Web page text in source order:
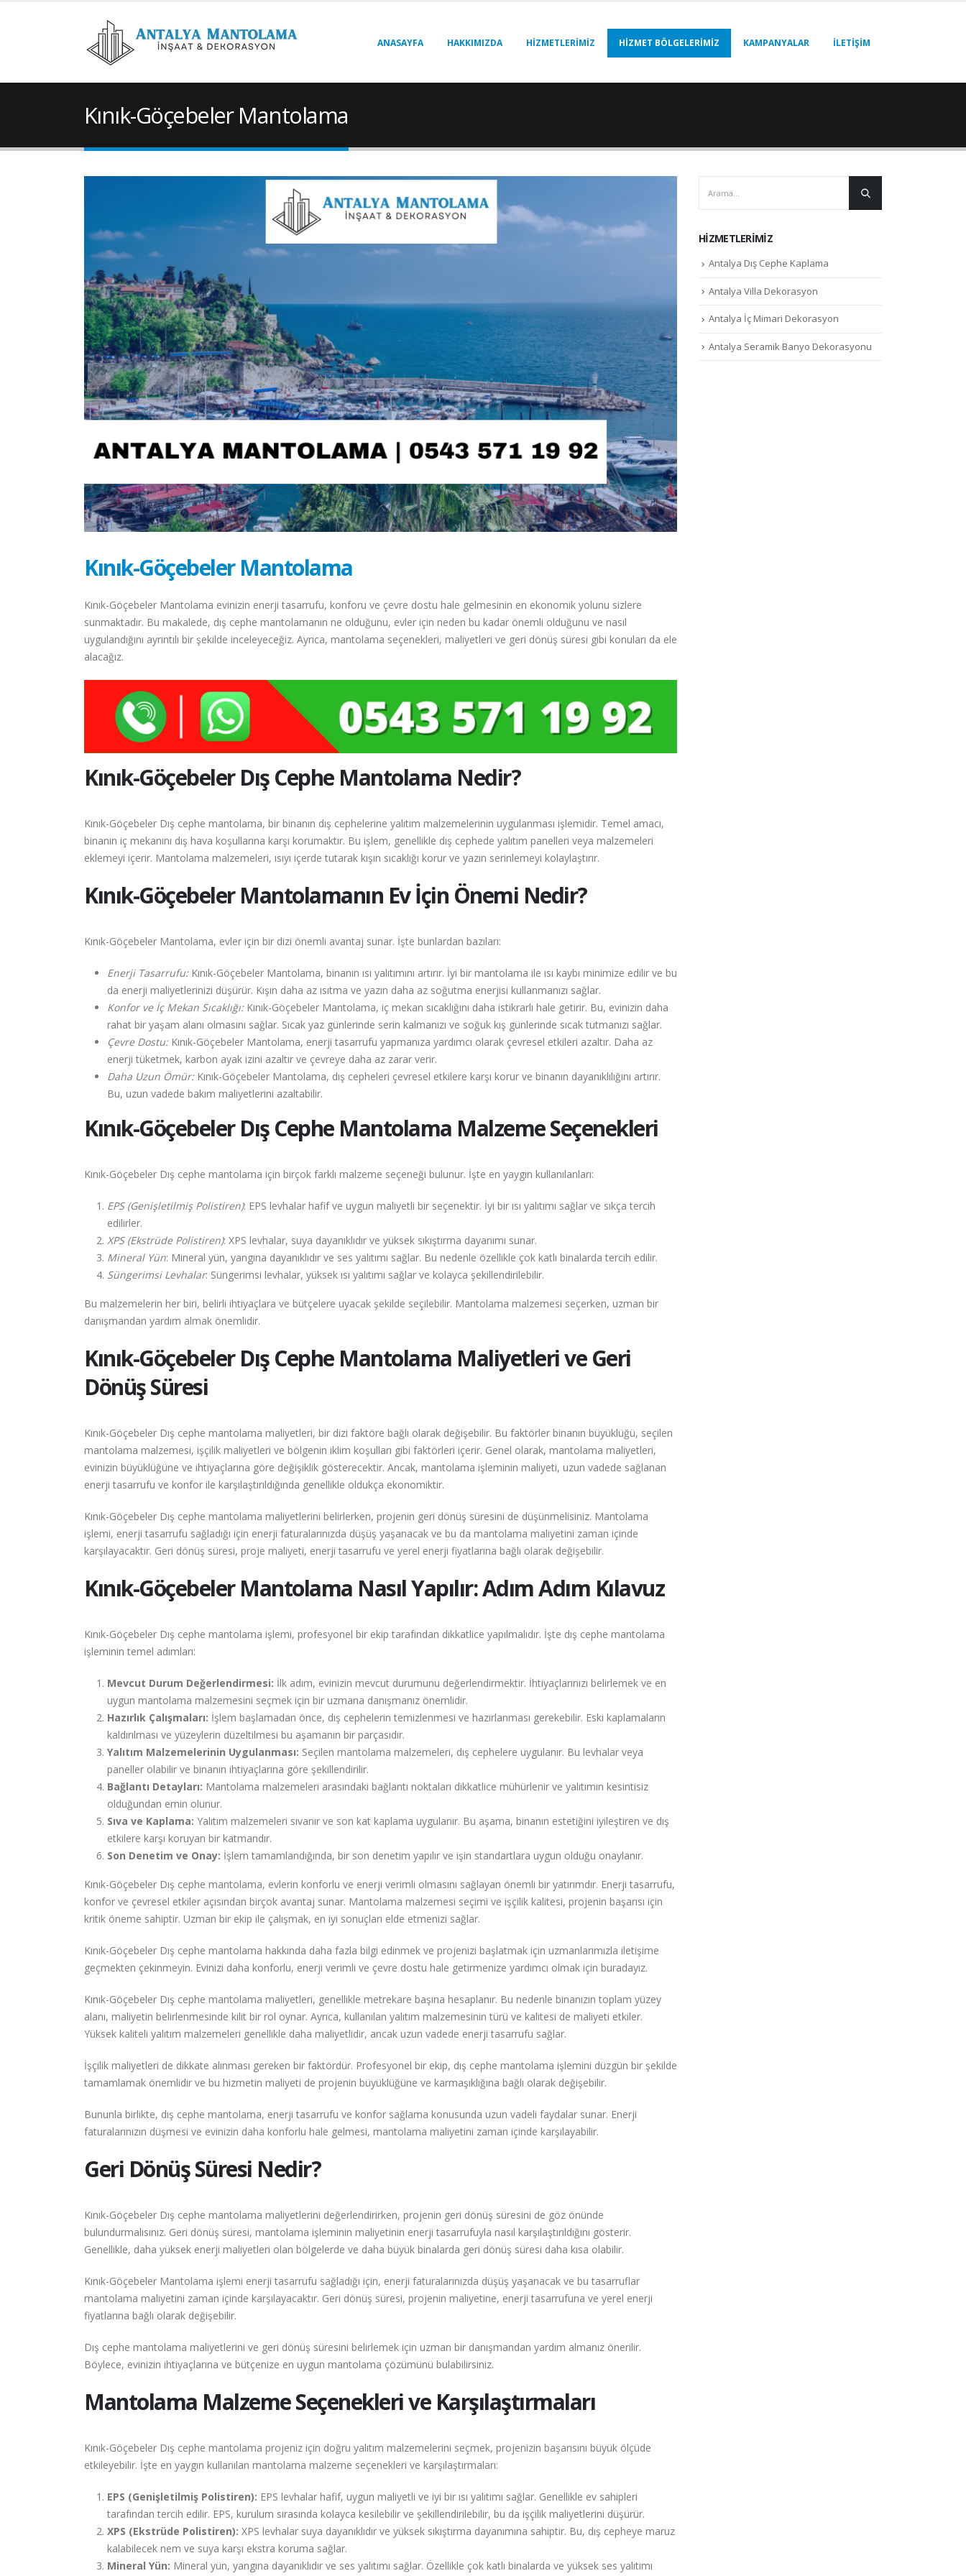
ANASAYFA HAKKIMIZDA HIZMETLERIMIZ HIZMET BÖLGELERIMIZ KAMPANYALAR İLETIŞIM
Kınık-Göçebeler Mantolama
Kınık-Göçebeler Mantolama
Kınık-Göçebeler Mantolama evinizin enerji tasarrufu, konforu ve çevre dostu hale gelmesinin en ekonomik yolunu sizlere
sunmaktadır. Bu makalede, dış cephe mantolamanın ne olduğunu, evler için neden bu kadar önemli olduğunu ve nasıl
uygulandığını ayrıntılı bir şekilde inceleyeceğiz. Ayrıca, mantolama seçenekleri, maliyetleri ve geri dönüş süresi gibi konuları da ele
alacağız.
Kınık-GöçebelerDış Cephe Mantolama Nedir?
Kınık-Göçebeler Dış cephe mantolama, bir binanın dış cephelerine yalıtım malzemelerinin uygulanması işlemidir. Temel amacı,
binanın iç mekanını dış hava koşullarına karşı korumaktır. Bu işlem, genellikle dış cephede yalıtım panelleri veya malzemeleri
eklemeyi içerir. Mantolama malzemeleri, ısıyı içerde tutarak kışın sıcaklığı korur ve yazın serinlemeyi kolaylaştırır.
Kınık-GöçebelerMantolamanın Ev İçin Önemi Nedir?
Kınık-Göçebeler Mantolama, evler için bir dizi önemli avantaj sunar. İşte bunlardan bazıları:
Enerji Tasarrufu:Kınık-Göçebeler Mantolama, binanın ısı yalıtımını artırır. İyi bir mantolama ile ısı kaybı minimize edilir ve bu
da enerji maliyetlerinizi düşürür. Kışın daha az ısıtma ve yazın daha az soğutma enerjisi kullanmanızı sağlar.
Konfor ve İç Mekan Sıcaklığı:Kınık-Göçebeler Mantolama, iç mekan sıcaklığını daha istikrarlı hale getirir. Bu, evinizin daha
rahat bir yaşam alanı olmasını sağlar. Sıcak yaz günlerinde serin kalmanızı ve soğuk kış günlerinde sıcak tutmanızı sağlar.
Çevre Dostu:Kınık-Göçebeler Mantolama, enerji tasarrufu yapmanıza yardımcı olarak çevresel etkileri azaltır. Daha az
enerji tüketmek, karbon ayak izini azaltır ve çevreye daha az zarar verir.
Daha Uzun Ömür:Kınık-Göçebeler Mantolama, dış cepheleri çevresel etkilere karşı korur ve binanın dayanıklılığını artırır.
Bu, uzun vadede bakım maliyetlerini azaltabilir.
Kınık-GöçebelerDış Cephe Mantolama Malzeme Seçenekleri
Kınık-Göçebeler Dış cephe mantolama için birçok farklı malzeme seçeneği bulunur. İşte en yaygın kullanılanları:
EPS (Genişletilmiş Polistiren): EPS levhalar hafif ve uygun maliyetli bir seçenektir. İyi bir ısı yalıtımı sağlar ve sıkça tercih
edilirler.
XPS (Ekstrüde Polistiren): XPS levhalar, suya dayanıklıdır ve yüksek sıkıştırma dayanımı sunar.
Mineral Yün: Mineral yün, yangına dayanıklıdır ve ses yalıtımı sağlar. Bu nedenle özellikle çok katlı binalarda tercih edilir.
Süngerimsi Levhalar: Süngerimsi levhalar, yüksek ısı yalıtımı sağlar ve kolayca şekillendirilebilir.
Bu malzemelerin her biri, belirli ihtiyaçlara ve bütçelere uyacak şekilde seçilebilir. Mantolama malzemesi seçerken, uzman bir
danışmandan yardım almak önemlidir.
Kınık-GöçebelerDış Cephe Mantolama Maliyetleri ve Geri
Dönüş Süresi
Kınık-Göçebeler Dış cephe mantolama maliyetleri, bir dizi faktöre bağlı olarak değişebilir. Bu faktörler binanın büyüklüğü, seçilen
mantolama malzemesi, işçilik maliyetleri ve bölgenin iklim koşulları gibi faktörleri içerir. Genel olarak, mantolama maliyetleri,
evinizin büyüklüğüne ve ihtiyaçlarına göre değişiklik gösterecektir. Ancak, mantolama işleminin maliyeti, uzun vadede sağlanan
enerji tasarrufu ve konfor ile karşılaştırıldığında genellikle oldukça ekonomiktir.
Kınık-Göçebeler Dış cephe mantolama maliyetlerini belirlerken, projenin geri dönüş süresini de düşünmelisiniz. Mantolama
işlemi, enerji tasarrufu sağladığı için enerji faturalarınızda düşüş yaşanacak ve bu da mantolama maliyetini zaman içinde
karşılayacaktır. Geri dönüş süresi, proje maliyeti, enerji tasarrufu ve yerel enerji fiyatlarına bağlı olarak değişebilir.
Kınık-GöçebelerMantolama Nasıl Yapılır: Adım Adım Kılavuz
Kınık-Göçebeler Dış cephe mantolama işlemi, profesyonel bir ekip tarafından dikkatlice yapılmalıdır. İşte dış cephe mantolama
işleminin temel adımları:
Mevcut Durum Değerlendirmesi: İlk adım, evinizin mevcut durumunu değerlendirmektir. İhtiyaçlarınızı belirlemek ve en
uygun mantolama malzemesini seçmek için bir uzmana danışmanız önemlidir.
Hazırlık Çalışmaları: İşlem başlamadan önce, dış cephelerin temizlenmesi ve hazırlanması gerekebilir. Eski kaplamaların
kaldırılması ve yüzeylerin düzeltilmesi bu aşamanın bir parçasıdır.
Yalıtım Malzemelerinin Uygulanması: Seçilen mantolama malzemeleri, dış cephelere uygulanır. Bu levhalar veya
paneller olabilir ve binanın ihtiyaçlarına göre şekillendirilir.
Bağlantı Detayları: Mantolama malzemeleri arasındaki bağlantı noktaları dikkatlice mühürlenir ve yalıtımın kesintisiz
olduğundan emin olunur.
Sıva ve Kaplama: Yalıtım malzemeleri sıvanır ve son kat kaplama uygulanır. Bu aşama, binanın estetiğini iyileştiren ve dış
etkilere karşı koruyan bir katmandır.
Son Denetim ve Onay: İşlem tamamlandığında, bir son denetim yapılır ve işin standartlara uygun olduğu onaylanır.
Kınık-Göçebeler Dış cephe mantolama, evlerin konforlu ve enerji verimli olmasını sağlayan önemli bir yatırımdır. Enerji tasarrufu,
konfor ve çevresel etkiler açısından birçok avantaj sunar. Mantolama malzemesi seçimi ve işçilik kalitesi, projenin başarısı için
kritik öneme sahiptir. Uzman bir ekip ile çalışmak, en iyi sonuçları elde etmenizi sağlar.
Kınık-Göçebeler Dış cephe mantolama hakkında daha fazla bilgi edinmek ve projenizi başlatmak için uzmanlarımızla iletişime
geçmekten çekinmeyin. Evinizi daha konforlu, enerji verimli ve çevre dostu hale getirmenize yardımcı olmak için buradayız.
Kınık-Göçebeler Dış cephe mantolama maliyetleri, genellikle metrekare başına hesaplanır. Bu nedenle binanızın toplam yüzey
alanı, maliyetin belirlenmesinde kilit bir rol oynar. Ayrıca, kullanılan yalıtım malzemesinin türü ve kalitesi de maliyeti etkiler.
Yüksek kaliteli yalıtım malzemeleri genellikle daha maliyetlidir, ancak uzun vadede enerji tasarrufu sağlar.
İşçilik maliyetleri de dikkate alınması gereken bir faktördür. Profesyonel bir ekip, dış cephe mantolama işlemini düzgün bir şekilde
tamamlamak önemlidir ve bu hizmetin maliyeti de projenin büyüklüğüne ve karmaşıklığına bağlı olarak değişebilir.
Bununla birlikte, dış cephe mantolama, enerji tasarrufu ve konfor sağlama konusunda uzun vadeli faydalar sunar. Enerji
faturalarınızın düşmesi ve evinizin daha konforlu hale gelmesi, mantolama maliyetini zaman içinde karşılayabilir.
Geri Dönüş Süresi Nedir?
Kınık-Göçebeler Dış cephe mantolama maliyetlerini değerlendirirken, projenin geri dönüş süresini de göz önünde
bulundurmalısınız. Geri dönüş süresi, mantolama işleminin maliyetinin enerji tasarrufuyla nasıl karşılaştırıldığını gösterir.
Genellikle, daha yüksek enerji maliyetleri olan bölgelerde ve daha büyük binalarda geri dönüş süresi daha kısa olabilir.
Kınık-Göçebeler Mantolama işlemi enerji tasarrufu sağladığı için, enerji faturalarınızda düşüş yaşanacak ve bu tasarruflar
mantolama maliyetini zaman içinde karşılayacaktır. Geri dönüş süresi, projenin maliyetine, enerji tasarrufuna ve yerel enerji
fiyatlarına bağlı olarak değişebilir.
Dış cephe mantolama maliyetlerini ve geri dönüş süresini belirlemek için uzman bir danışmandan yardım almanız önerilir.
Böylece, evinizin ihtiyaçlarına ve bütçenize en uygun mantolama çözümünü bulabilirsiniz.
Mantolama Malzeme Seçenekleri ve Karşılaştırmaları
Kınık-Göçebeler Dış cephe mantolama projeniz için doğru yalıtım malzemelerini seçmek, projenizin başarısını büyük ölçüde
etkileyebilir. İşte en yaygın kullanılan mantolama malzeme seçenekleri ve karşılaştırmaları:
EPS (Genişletilmiş Polistiren): EPS levhalar hafif, uygun maliyetli ve iyi bir ısı yalıtımı sağlar. Genellikle ev sahipleri
tarafından tercih edilir. EPS, kurulum sırasında kolayca kesilebilir ve şekillendirilebilir, bu da işçilik maliyetlerini düşürür.
XPS (Ekstrüde Polistiren): XPS levhalar suya dayanıklıdır ve yüksek sıkıştırma dayanımına sahiptir. Bu, dış cepheye maruz
kalabilecek nem ve suya karşı ekstra koruma sağlar.
Mineral Yün: Mineral yün, yangına dayanıklıdır ve ses yalıtımı sağlar. Özellikle çok katlı binalarda ve yüksek ses yalıtımı
HIZMETLERIMIZ
Antalya Dış Cephe Kaplama
Antalya Villa Dekorasyon
Antalya İç Mimari Dekorasyon
Antalya Seramik Banyo Dekorasyonu